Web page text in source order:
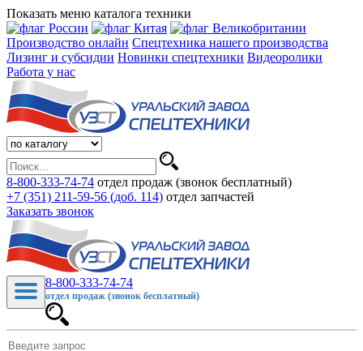
Показать меню каталога техники
Производство онлайн Спецтехника нашего производства
Лизинг и субсидии Новинки спецтехники Видеоролики
Работа у нас
8-800-333-74-74 отдел продаж (звонок бесплатный)
+7 (351) 211-59-56 (доб. 114) отдел запчастей
Заказать звонок
8-800-333-74-74
отдел продаж (звонок бесплатный)